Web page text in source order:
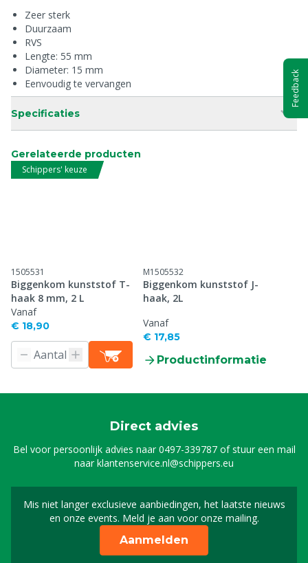
Zeer sterk
Duurzaam
RVS
Lengte: 55 mm
Diameter: 15 mm
Eenvoudig te vervangen
Specificaties
Gerelateerde producten
Schippers' keuze
1505531
Biggenkom kunststof T-
haak 8 mm, 2 L
Vanaf
€ 18,90
M1505532
Biggenkom kunststof J-
haak, 2L
Vanaf
€ 17,85
Productinformatie
Direct advies
Bel voor persoonlijk advies naar0497-339787of stuur een mail
naarklantenservice.nl@schippers.eu
Mis niet langer exclusieve aanbiedingen, het laatste nieuws
en onze events. Meld je aan voor onze mailing.
Schrijf je in voor onze
Aanmelden
Feedback